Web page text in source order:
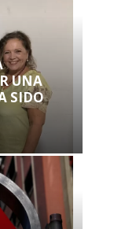
UNA
SIDO